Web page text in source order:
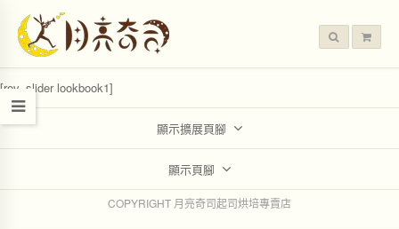
[rev_slider lookbook1]
顯示擴展頁腳
顯示頁腳
COPYRIGHT 月亮奇司起司烘培專賣店